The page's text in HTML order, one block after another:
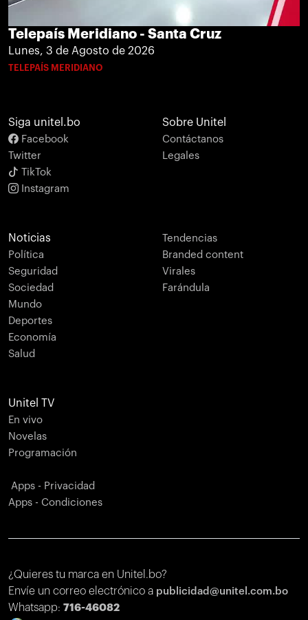
Telepaís Meridiano - Santa Cruz
Lunes, 3 de Agosto de 2026
TELEPAÍS MERIDIANO
Siga unitel.bo
Facebook
Twitter
TikTok
Instagram
Sobre Unitel
Contáctanos
Legales
Noticias
Política
Seguridad
Sociedad
Mundo
Deportes
Economía
Salud
Tendencias
Branded content
Virales
Farándula
Unitel TV
En vivo
Novelas
Programación
Apps - Privacidad
Apps - Condiciones
¿Quieres tu marca en Unitel.bo?
Envíe un correo electrónico a publicidad@unitel.com.bo
Whatsapp: 716-46082